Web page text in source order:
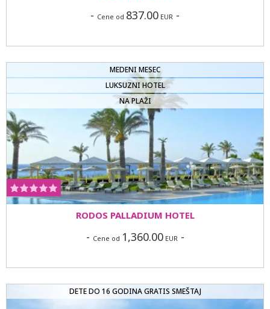
- Cene od 837.00 EUR -
MEDENI MESEC
LUKSUZNI HOTEL
NA PLAŽI
RODOS PALLADIUM HOTEL
- Cene od 1,360.00EUR-
DETE DO 16 GODINA GRATIS SMEŠTAJ